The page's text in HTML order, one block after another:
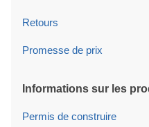
Retours
Promesse de prix
Informations sur les
Permis de construire